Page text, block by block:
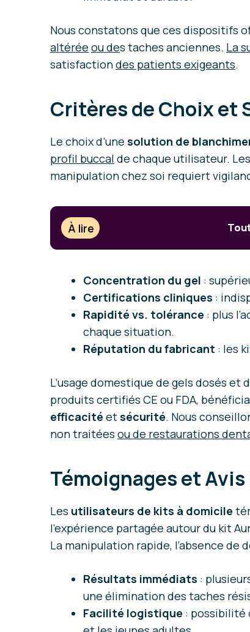
Nous constatons que ces dispositifs
altérée ou des taches anciennes. La
satisfactiondes patients exigeants.
Critères de Choix et
Le choix d’une solution de
profil buccal de chaque utilisateur.
manipulation chez soi requiert
À lire
Concentration du gel :
Certifications cliniques :
Rapidité vs. tolérance : plus
chaque situation.
Réputation du fabricant : les
L’usage domestique de gels dosés et
produits certifiés CE ou FDA,
efficacité etsécurité. Nous
non traitées ou de restaurations
Témoignages et
Les utilisateurs de kits à domicile
l’expérience partagée autour du kit
La manipulation rapide, l’absence
Résultats immédiats :
une élimination des taches
Facilité logistique : possibilité